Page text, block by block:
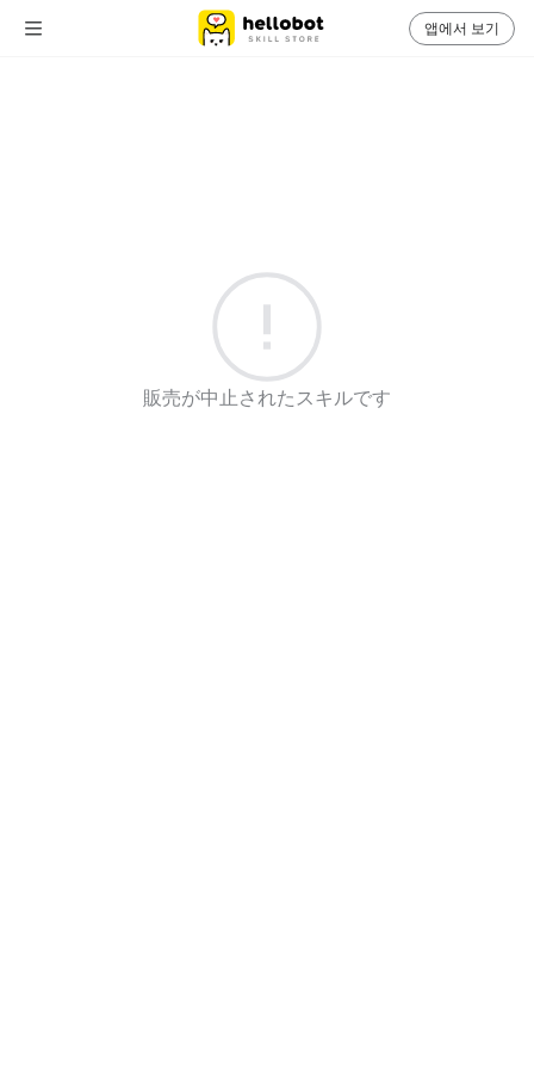
販売が中止されたスキルです
앱에서 보기